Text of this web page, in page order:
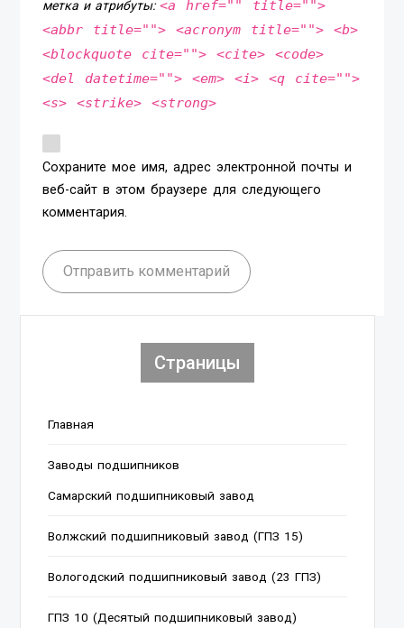
метка и атрибуты:<a href="" title="">
<abbr title=""> <acronym title=""> <b>
<blockquote cite=""> <cite> <code>
<del datetime=""> <em> <i> <q cite="">
<s> <strike> <strong>
Сохраните мое имя, адрес электронной почты и
веб-сайт в этом браузере для следующего
комментария.
Отправить комментарий
Страницы
Главная
Заводы подшипников
Cамарский подшипниковый завод
Волжский подшипниковый завод (ГПЗ 15)
Вологодский подшипниковый завод (23 ГПЗ)
ГПЗ 10 (Десятый подшипниковый завод)